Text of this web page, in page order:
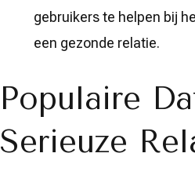
gebruikers te helpen bij
een gezonde relatie.
Populaire
Serieuze